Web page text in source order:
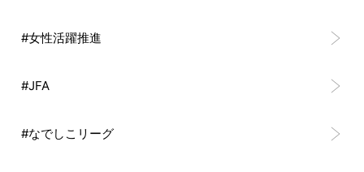
#女性活躍推進
#JFA
#なでしこリーグ